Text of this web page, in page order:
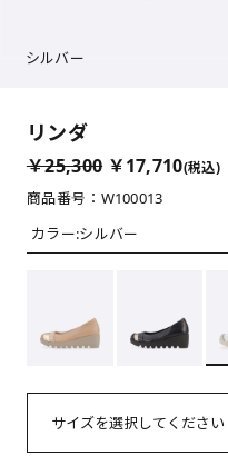
シルバー
リンダ
￥25,300 ￥17,710(税込)
商品番号：W100013
カラー:シルバー
サイズを選択してください